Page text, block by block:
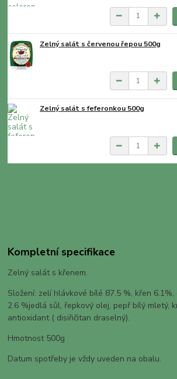
Zelný salát s červenou řepou 500g
Zelný salát s feferonkou 500g
Kompletní specifikace
Zelný salát s křenem.
Složení: zelí hlávkové bílé 87.5 %, křen
2.6 %jedlá sůl, řepkový olej, pepř bílý mletý,
antioxidant ( disiřičitan draselný).
Hmotnost 500g
Datum spotřeby je vždy uveden na obalu.